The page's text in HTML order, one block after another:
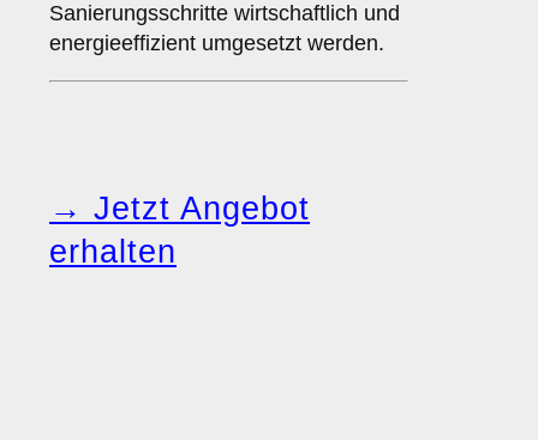
Sanierungsschritte wirtschaftlich und
energieeffizient umgesetzt werden.
→ Jetzt Angebot
erhalten